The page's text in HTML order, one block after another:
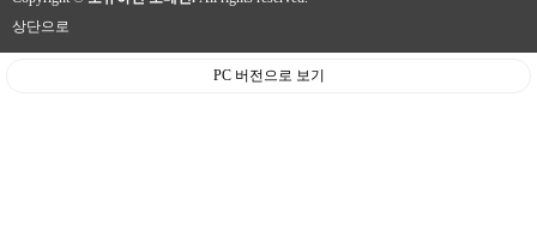
상단으로
PC 버전으로 보기